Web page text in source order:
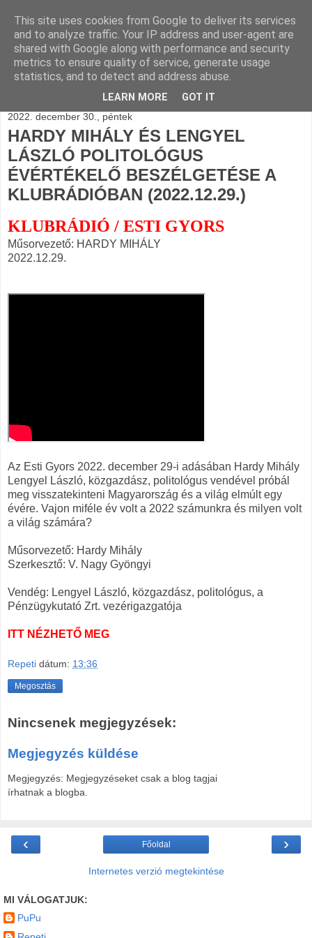
BLOGÁSZAT, napi
blogjava
2022. december 30., péntek
HARDY MIHÁLY ÉS LENGYEL
LÁSZLÓ POLITOLÓGUS
ÉVÉRTÉKELŐ BESZÉLGETÉSE A
KLUBRÁDIÓBAN (2022.12.29.)
KLUBRÁDIÓ / ESTI GYORS
Műsorvezető: HARDY MIHÁLY
2022.12.29.
Az Esti Gyors 2022. december 29-i adásában Hardy Mihály
Lengyel László, közgazdász, politológus vendével próbál
meg visszatekinteni Magyarország és a világ elmúlt egy
évére. Vajon miféle év volt a 2022 számunkra és milyen volt
a világ számára?
Műsorvezető: Hardy Mihály
Szerkesztő: V. Nagy Gyöngyi
Vendég: Lengyel László, közgazdász, politológus, a
Pénzügykutató Zrt. vezérigazgatója
ITT NÉZHETŐ MEG
Repeti dátum: 13:36
Megosztás
Nincsenek megjegyzések:
Megjegyzés küldése
Megjegyzés: Megjegyzéseket csak a blog tagjai
írhatnak a blogba.
‹ ›
Főoldal
Internetes verzió megtekintése
MI VÁLOGATJUK:
PuPu
This site uses cookies from Google to deliver its services
and to analyze traffic. Your IP address and user-agent are
shared with Google along with performance and security
metrics to ensure quality of service, generate usage
statistics, and to detect and address abuse.
LEARN MORE GOT IT